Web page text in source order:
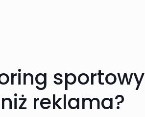
sportowy
reklama?